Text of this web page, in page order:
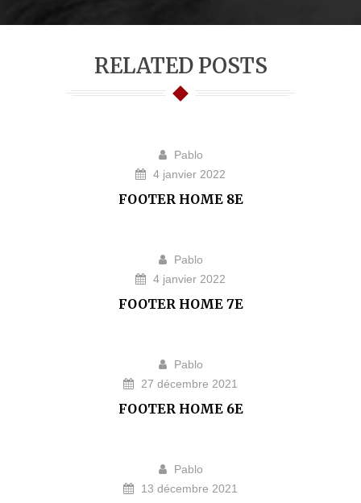
RELATED POSTS
Pablo
4 janvier 2022
FOOTER HOME 8E
Pablo
4 janvier 2022
FOOTER HOME 7E
Pablo
27 décembre 2021
FOOTER HOME 6E
Pablo
13 décembre 2021